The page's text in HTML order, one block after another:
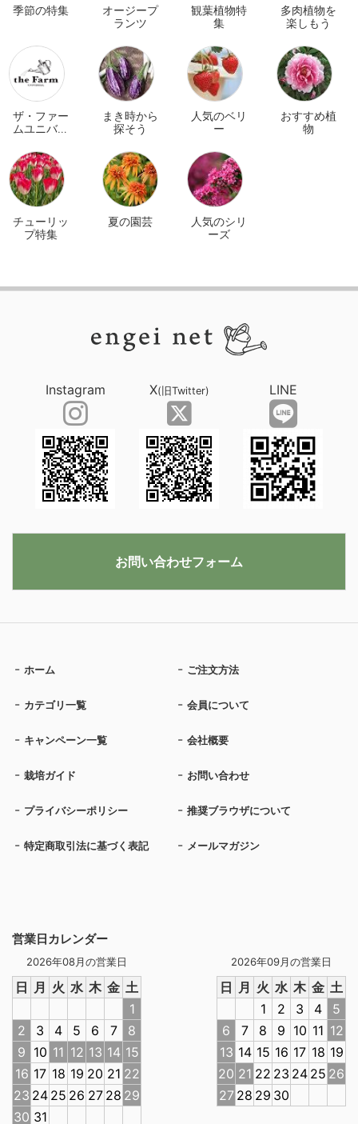
季節の特集
オージープ
ランツ
観葉植物特
集
多肉植物を
楽しもう
ザ・ファー
ムユニバー
イン
まき時から
探そう
人気のベリ
ー
おすすめ植
物
チューリッ
プ特集
夏の園芸
人気のシリ
ーズ
営業日カレンダー
2026年08月の営業日
日 月 火 水 木 金 土
1
2
3 4 5 6 7
8
9 10 11 12 13 14 15
16 17 18 19 20 21 22
23 24 25 26 27 28 29
30 31
2026年09月の営業日
日 月 火 水 木 金 土
1
2 3 4
5
6
7 8 9 10 11 12
13 14 15 16 17 18 19
20 21 22 23 24 25 26
27 28 29 30
ホーム ご注文方法
カテゴリ一覧 会員について
キャンペーン一覧 会社概要
栽培ガイド お問い合わせ
プライバシーポリシー 推奨ブラウザについて
特定商取引法に基づく表記 メールマガジン
Instagram X(旧Twitter) LINE
お問い合わせフォーム